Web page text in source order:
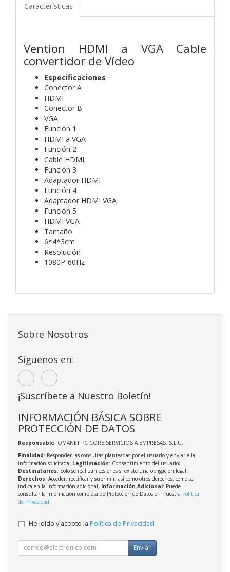
Características
Vention HDMI a VGA Cable
convertidor de Vídeo
Especificaciones
Conector A
HDMI
Conector B
VGA
Función 1
HDMI a VGA
Función 2
Cable HDMI
Función 3
Adaptador HDMI
Función 4
Adaptador HDMI VGA
Función 5
HDMI VGA
Tamaño
6*4*3cm
Resolución
1080P-60Hz
Sobre Nosotros
Síguenos en:
¡Suscríbete a Nuestro Boletín!
INFORMACIÓN BÁSICA SOBRE
PROTECCIÓN DE DATOS
Responsable: OMANET PC CORE SERVICIOS A EMPRESAS, S.L.U.
Finalidad: Responder las consultas planteadas por el usuario y enviarle la
información solicitada; Legitimación: Consentimiento del usuario;
Destinatarios: Solo se realizan cesiones si existe una obligación legal;
Derechos: Acceder, rectificar y suprimir, así como otros derechos, como se
indica en la información adicional; Información Adicional: Puede
consultar la información completa de Protección de Datos en nuestra Política
de Privacidad
He leído y acepto la Política de Privacidad.
Enviar